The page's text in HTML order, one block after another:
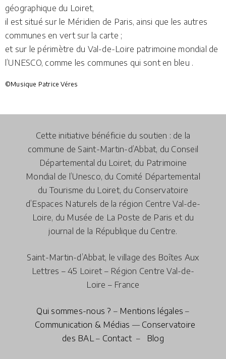
géographique du Loiret,
il est situé sur le Méridien de Paris, ainsi que les autres
communes en vert sur la carte ;
et sur le périmètre du Val-de-Loire patrimoine mondial de
l’UNESCO, comme les communes qui sont en bleu .
©Musique Patrice Véres
Cette initiative bénéficie du soutien : de la
commune de Saint-Martin-d’Abbat, du Conseil
Départemental du Loiret, du Patrimoine
Mondial de l’Unesco, du Comité Départemental
du Tourisme du Loiret, du Conservatoire
d’Espaces Naturels de la région Centre Val-de-
Loire, du Musée de La Poste de Paris et du
journal de la République du Centre.
Saint-Martin-d’Abbat, le village des Boîtes Aux
Lettres – 45 Loiret – Région Centre Val-de-
Loire – France
Qui sommes-nous ? – Mentions légales –
Communication & Médias — Conservatoire
des BAL– Contact– Blog